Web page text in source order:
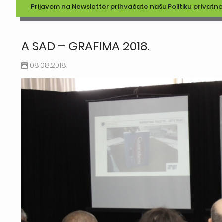
Prijavom na Newsletter prihvaćate našu Politiku
A SAD – GRAFIMA 2018.
08.08.2018.